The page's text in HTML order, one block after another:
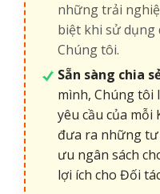
những trải
biệt khi sử dụng
Chúng tôi.
Sẵn sàng chia
mình, Chúng tôi
yêu cầu của mỗi
đưa ra những
ưu ngân sách
lợi ích cho Đối